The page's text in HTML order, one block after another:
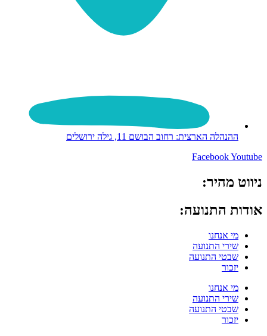
ההנהלה הארצית: רחוב הבושם 11, גילה ירושלים
FacebookYoutube
ניווט מהיר:
אודות התנועה:
מי אנחנו
שירי התנועה
שבטי התנועה
יזכור
מי אנחנו
שירי התנועה
שבטי התנועה
יזכור